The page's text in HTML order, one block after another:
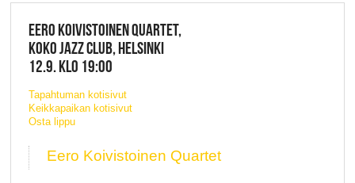
JAZZ FINLAND LIVE
EERO KOIVISTOINEN QUARTET,
KOKO JAZZ CLUB, HELSINKI
12.9. KLO 19:00
Tapahtuman kotisivut
Keikkapaikan kotisivut
Osta lippu
Eero Koivistoinen Quartet